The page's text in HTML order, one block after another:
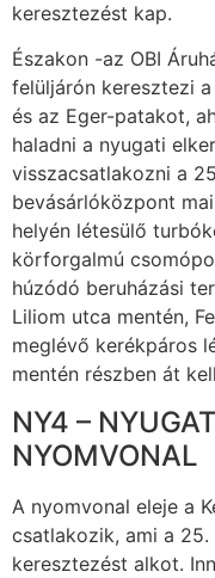
keresztezést kap.
Északon -az OBI
felüljárón keresztezi
és az Eger-patakot,
haladni a nyugati
visszacsatlakozni a
bevásárlóközpont
helyén létesülő
körforgalmú
húzódó beruházási
Liliom utca mentén,
meglévő kerékpáros
mentén részben át
NY4 –
NYOMVONAL
A nyomvonal eleje a
csatlakozik, ami a
keresztezést alkot.